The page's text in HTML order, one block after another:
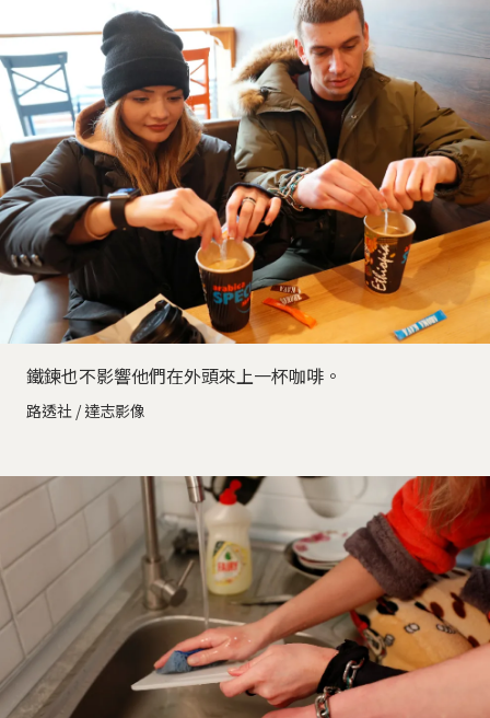
鐵鍊也不影響他們在外頭來上一杯咖啡。
路透社 / 達志影像